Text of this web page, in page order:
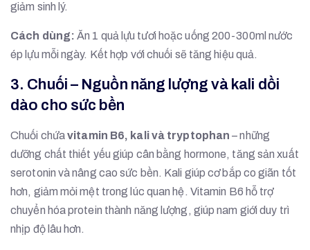
giảm sinh lý.
Cách dùng: Ăn 1 quả lựu tươi hoặc uống 200-300ml nước
ép lựu mỗi ngày. Kết hợp với chuối sẽ tăng hiệu quả.
3. Chuối – Nguồn năng lượng và kali dồi
dào cho sức bền
Chuối chứavitamin B6, kali và tryptophan – những
dưỡng chất thiết yếu giúp cân bằng hormone, tăng sản xuất
serotonin và nâng cao sức bền. Kali giúp cơ bắp co giãn tốt
hơn, giảm mỏi mệt trong lúc quan hệ. Vitamin B6 hỗ trợ
chuyển hóa protein thành năng lượng, giúp nam giới duy trì
nhịp độ lâu hơn.